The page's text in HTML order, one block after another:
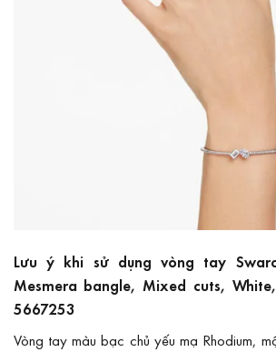
Lưu ý khi sử dụng vòng tay
Mesmera bangle, Mixed cuts,
5667253
Vòng tay màu bạc chủ yếu mạ Rhodium,